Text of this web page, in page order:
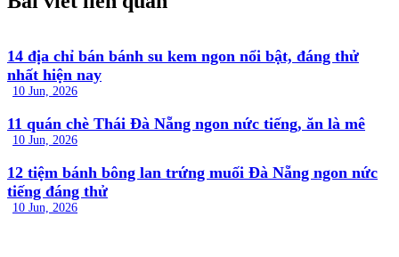
14 địa chỉ bán bánh su kem ngon nổi bật, đáng thử
nhất hiện nay
10 Jun, 2026
11 quán chè Thái Đà Nẵng ngon nức tiếng, ăn là mê
10 Jun, 2026
12 tiệm bánh bông lan trứng muối Đà Nẵng ngon nức
tiếng đáng thử
10 Jun, 2026